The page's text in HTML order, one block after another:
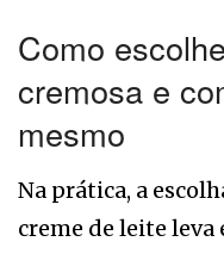
Como
cremosa e
mesmo
Na prática, a
creme de leite